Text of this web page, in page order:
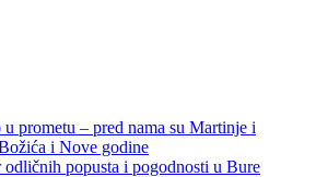
u prometu – pred nama su Martinje i
i Nove godine
odličnih popusta i pogodnosti u Bure